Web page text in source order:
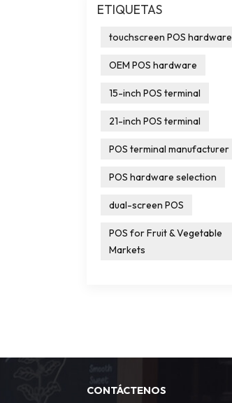
ETIQUETAS
touchscreen POS hardware
OEM POS hardware
15-inch POS terminal
21-inch POS terminal
POS terminal manufacturer
POS hardware selection
dual-screen POS
POS for Fruit & Vegetable
Markets
CONTÁCTENOS